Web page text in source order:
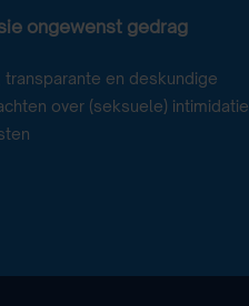
ongewenst gedrag
transparante en deskundige
over (seksuele) intimidatie,